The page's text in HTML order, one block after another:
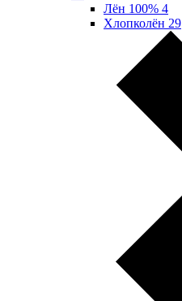
Лён 100% 4
Хлопколён 29